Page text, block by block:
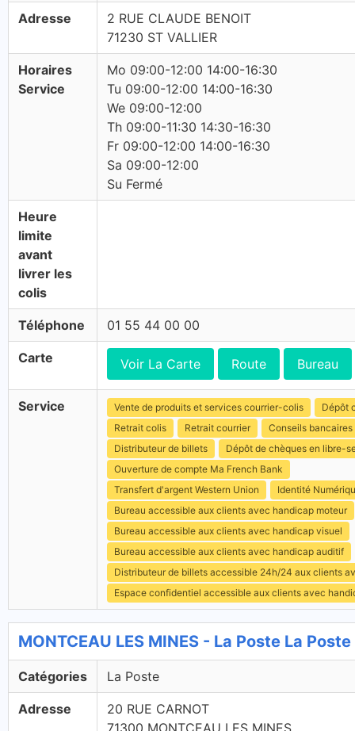
Adresse
2 RUE CLAUDE BENOIT
71230 ST VALLIER
Horaires
Service
Mo 09:00-12:00 14:00-16:30
Tu 09:00-12:00 14:00-16:30
We 09:00-12:00
Th 09:00-11:30 14:30-16:30
Fr 09:00-12:00 14:00-16:30
Sa 09:00-12:00
Su Fermé
Heure
limite
avant
livrer les
colis
Téléphone 01 55 44 00 00
Carte Voir La Carte Route Bureau
Service Vente de produits et services courrier-colis
Dépôt
Retrait colis
Retrait courrier
Conseils bancaires
Distributeur de billets
Dépôt de chèques en libre-
Ouverture de compte Ma French Bank
Transfert d'argent Western Union
Identité
Bureau accessible aux clients avec handicap moteur
Bureau accessible aux clients avec handicap visuel
Bureau accessible aux clients avec handicap auditif
Distributeur de billets accessible 24h/24 aux clients
Espace confidentiel accessible aux clients avec
MONTCEAU LES MINES - La Poste La Poste
Catégories La Poste
Adresse
20 RUE CARNOT
71300 MONTCEAU LES MINES